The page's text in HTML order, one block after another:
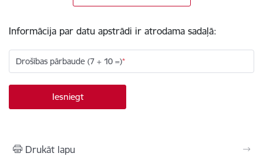
Informācija par datu apstrādi ir atrodama sadaļā:
Drošības pārbaude (7 + 10 =)
Drukāt lapu